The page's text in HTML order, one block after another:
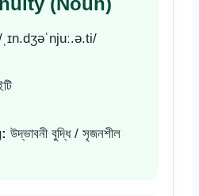
উদ্ভাবনী বুদ্ধি / সৃজনশীল